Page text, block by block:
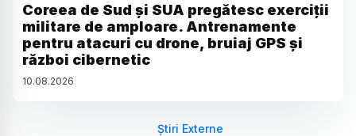
Coreea de Sud și SUA pregătesc exerciții
militare de amploare. Antrenamente
pentru atacuri cu drone, bruiaj GPS și
război cibernetic
10.08.2026
Știri Externe